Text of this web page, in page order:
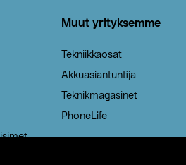
Muut yrityksemme
Tekniikkaosat
Akkuasiantuntija
Teknikmagasinet
PhoneLife